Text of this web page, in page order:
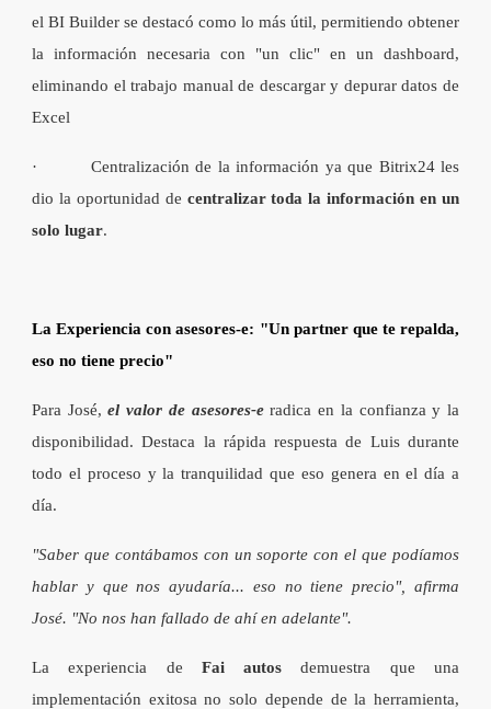
el BI Builder se destacó como lo más útil, permitiendo obtener
la información necesaria con "un clic" en un dashboard,
eliminando el trabajo manual de descargar y depurar datos de
Excel
· Centralización de la información ya que Bitrix24 les
dio la oportunidad de centralizar toda la información en un
solo lugar.
La Experiencia con asesores-e: "Un partner que te repalda,
eso no tiene precio"
Para José,el valor de asesores-eradica en la confianza y la
disponibilidad. Destaca la rápida respuesta de Luis durante
todo el proceso y la tranquilidad que eso genera en el día a
día.
"Saber que contábamos con un soporte con el que podíamos
hablar y que nos ayudaría... eso no tiene precio", afirma
José. "No nos han fallado de ahí en adelante".
La experiencia de Fai autos demuestra que una
implementación exitosa no solo depende de la herramienta,